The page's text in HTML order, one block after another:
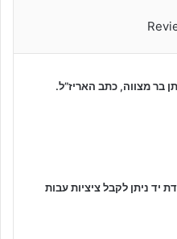
בר מצווה, כתב האריז”ל.